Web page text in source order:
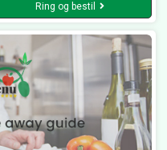
Ring og bestil